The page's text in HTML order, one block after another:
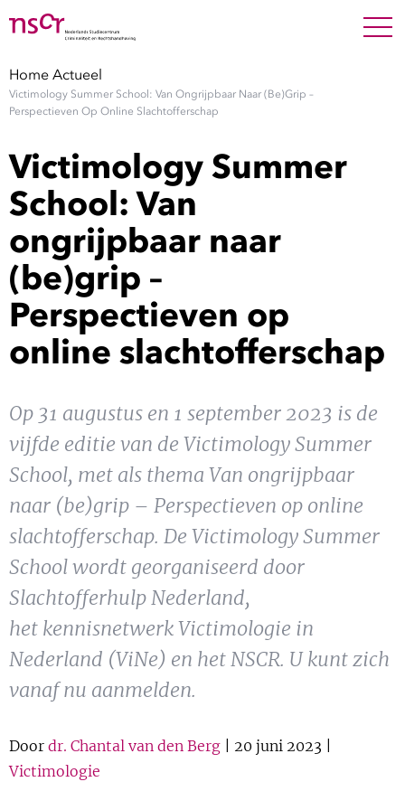
Onderzoek
Medewerkers
Factsheets
Publicaties
Over NSCR
Show
Uitgelicht Show
Cursus
BLOG
Podcast
Home Actueel
Victimology Summer School: Van Ongrijpbaar Naar (be)grip –
Perspectieven Op Online Slachtofferschap
Victimology Summer
School: Van
ongrijpbaar naar
(be)grip –
Perspectieven op
online slachtofferschap
Op 31 augustus en 1 september 2023 is de
vijfde editie van de Victimology Summer
School, met als thema Van ongrijpbaar
naar (be)grip – Perspectieven op online
slachtofferschap. De Victimology Summer
School wordt georganiseerd door
Slachtofferhulp Nederland,
het kennisnetwerk Victimologie in
Nederland (ViNe) en het NSCR. U kunt zich
vanaf nu aanmelden.
Door dr. Chantal van den Berg | 20 juni 2023 |
Victimologie